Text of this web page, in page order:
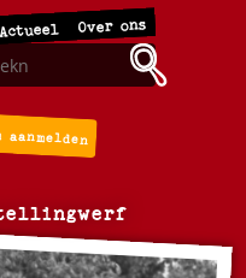
Actueel Over ons
aanmelden